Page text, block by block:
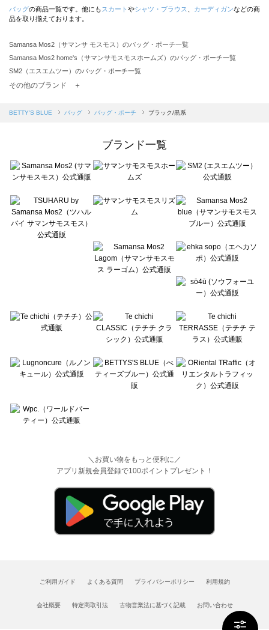
バッグの商品一覧です。他にも スカート やシャツ・ブラウス カーディガンなどの商
品を取り揃えております。
Samansa Mos2（サマンサ モスモス）のバッグ・ポーチ一覧
Samansa Mos2 home's（サマンサモスモスホームズ）のバッグ・ポーチ一覧
SM2（エスエムツー）のバッグ・ポーチ一覧
Samansa Mos2 blue（サマンサモスモス ブルー）のバッグ・ポーチ一覧
sō4ū（ソウフォーユー）のバッグ・ポーチ一覧
Te chichi（テチチ）のバッグ・ポーチ一覧
Te chichi CLASSIC（テチチ クラシック）のバッグ・ポーチ一覧
Lugnoncure（ルノンキュール）のバッグ・ポーチ一覧
BETTY'S BLUE（べティーズブルー）のバッグ・ポーチ一覧
Wpc.（ワールドパーティー）のバッグ・ポーチ一覧
その他のブランド ＋
BETTY'S BLUE バッグ バッグ・ポーチ ブラック/黒系
ブランド一覧
＼お買い物をもっと便利に／
アプリ新規会員登録で100ポイントプレゼント！
ご利用ガイド よくある質問 プライバシーポリシー 利用規約
会社概要 特定商取引法 古物営業法に基づく記載 お問い合わせ